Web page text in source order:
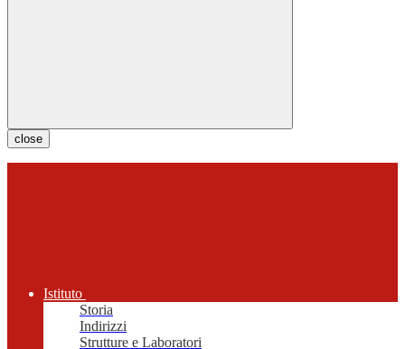
close
Istituto
Storia
Indirizzi
Strutture e Laboratori